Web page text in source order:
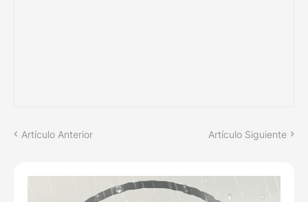
Artículo Anterior Artículo Siguiente